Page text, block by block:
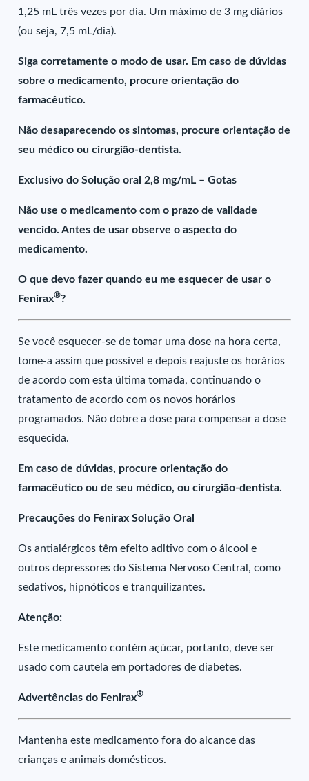
1,25 mL três vezes por dia. Um máximo de 3 mg diários
(ou seja, 7,5 mL/dia).
Siga corretamente o modo de usar. Em caso de dúvidas
sobre o medicamento, procure orientação do
farmacêutico.
Não desaparecendo os sintomas, procure orientação de
seu médico ou cirurgião-dentista.
Exclusivo do Solução oral 2,8 mg/mL – Gotas
Não use o medicamento com o prazo de validade
vencido. Antes de usar observe o aspecto do
medicamento.
O que devo fazer quando eu me esquecer de usar o
Fenirax®?
Se você esquecer-se de tomar uma dose na hora certa,
tome-a assim que possível e depois reajuste os horários
de acordo com esta última tomada, continuando o
tratamento de acordo com os novos horários
programados. Não dobre a dose para compensar a dose
esquecida.
Em caso de dúvidas, procure orientação do
farmacêutico ou de seu médico, ou cirurgião-dentista.
Precauções do Fenirax Solução Oral
Os antialérgicos têm efeito aditivo com o álcool e
outros depressores do Sistema Nervoso Central, como
sedativos, hipnóticos e tranquilizantes.
Atenção:
Este medicamento contém açúcar, portanto, deve ser
usado com cautela em portadores de diabetes.
Advertências do Fenirax®
Mantenha este medicamento fora do alcance das
crianças e animais domésticos.